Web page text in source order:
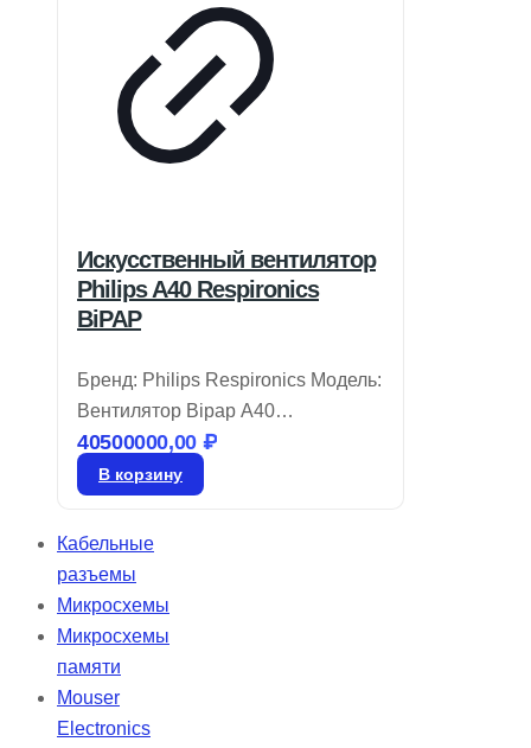
Искусственный вентилятор
Philips A40 Respironics
BiPAP
Бренд: Philips Respironics Модель:
Вентилятор Bipap A40
Вентилятор BiPAP A40 от Philips
Respironics объединяет удобство
технологии, которые
способствует длительному
40500000,00 ₽
В корзину
Кабельные
разъемы
Микросхемы
Микросхемы
памяти
Mouser
Electronics